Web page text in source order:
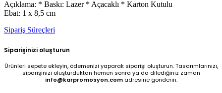
Açıklama: * Baskı: Lazer * Açacaklı * Karton Kutulu
Ebat: 1 x 8,5 cm
Sipariş Süreçleri
Siparişinizi oluşturun
Ürünleri sepete ekleyin, ödemenizi yaparak siparişi oluşturun. Tasarımlarınızı,
siparişinizi oluşturduktan hemen sonra ya da dilediğiniz zaman
info@karpromosyon.comadresine gönderin.